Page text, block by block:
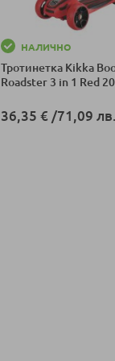
НАЛИЧНО
Тротинетка Kikka
Roadster 3 in 1 Red
36,35 € /71,09 лв.